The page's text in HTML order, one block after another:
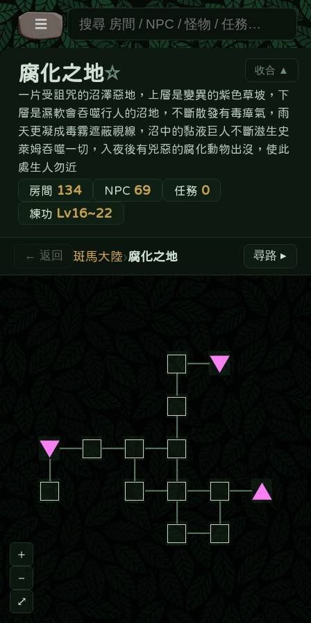
☰
腐化之地
一片受詛咒的沼澤惡地，上層是變異的紫色草坡，下
層是濕軟會吞噬行人的沼地，不斷散發有毒瘴氣，雨
天更凝成毒霧遮蔽視線，沼中的黏液巨人不斷滋生史
萊姆吞噬一切，入夜後有兇惡的腐化動物出沒，使此
處生人勿近
房間134 NPC69 任務0
練功 Lv16~22
斑馬大陸› 腐化之地 尋路 ▸
□─▼
□
▼─□─□─□
□ □─□─□─▲
□─□
＋
－
⤢
尋找路徑
起 點地圖房
終
點地圖房
⚐ 尋找